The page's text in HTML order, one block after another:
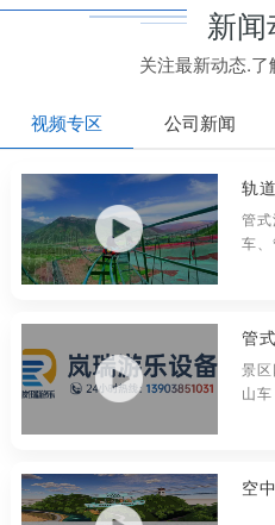
新
关注最新动态.
视频专区 公司新闻
管
车
缝
管
景
山
车
空